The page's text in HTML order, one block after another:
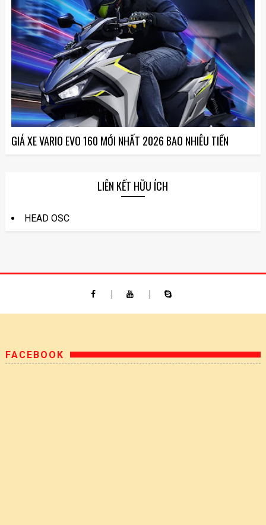
GIÁ XE VARIO EVO 160 MỚI NHẤT 2026 BAO NHIÊU TIỀN
LIÊN KẾT HỮU ÍCH
HEAD OSC
FACEBOOK